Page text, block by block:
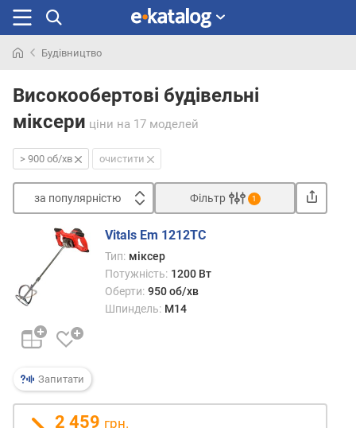
раніше
Будівництво
Високообертові будівельні
міксери ціни на 17 моделей
> 900 об/хв очистити
за популярністю
п
о
у
л
р
н
Фільтр 1
Запитати
Vitals Em 1212TC
Тип: міксер
Потужність: 1200 Вт
Оберти: 950 об/хв
Шпиндель: M14
2 459 грн.